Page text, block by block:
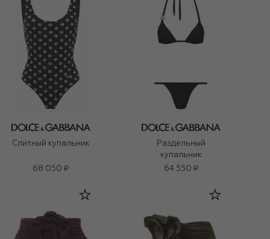
Слитный купальник
68 050 ₽
Раздельный
купальник
64 550 ₽